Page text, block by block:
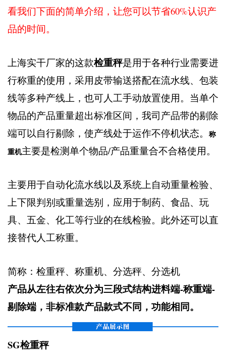
看我们下面的简单介绍，让您可以节省60%认识产
品的时间。
上海实干厂家的这款检重秤是用于各种行业需要进
行称重的使用，采用皮带输送搭配在流水线、包装
线等多种产线上，也可人工手动放置使用。当单个
物品的产品重量超出标准区间，我司产品带的剔除
端可以自行剔除，使产线处于运作不停机状态。
称
重机主要是检测单个物品/产品重量合不合格使用。
主要用于自动化流水线以及系统上自动重量检验、
上下限判别或重量选别，应用于制药、食品、玩
具、五金、化工等行业的在线检验。此外还可以直
接替代人工称重。
简称：检重秤、称重机、分选秤、分选机
产品从左往右依次分为三段式结构进料端-称重端-
剔除端，非标准款产品款式不同，功能相同。
SG检重秤